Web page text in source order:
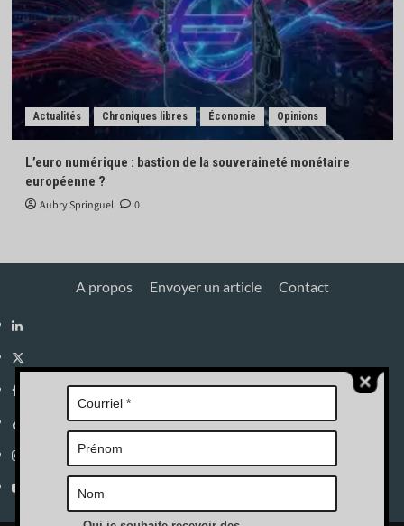
Actualités Chroniques libres Économie Opinions
L’euro numérique : bastion de la souveraineté monétaire
européenne ?
Aubry Springuel 0
A propos Envoyer un article Contact
Linkedin
X
Facebook
Tik
Tok
Instagram
YouTube